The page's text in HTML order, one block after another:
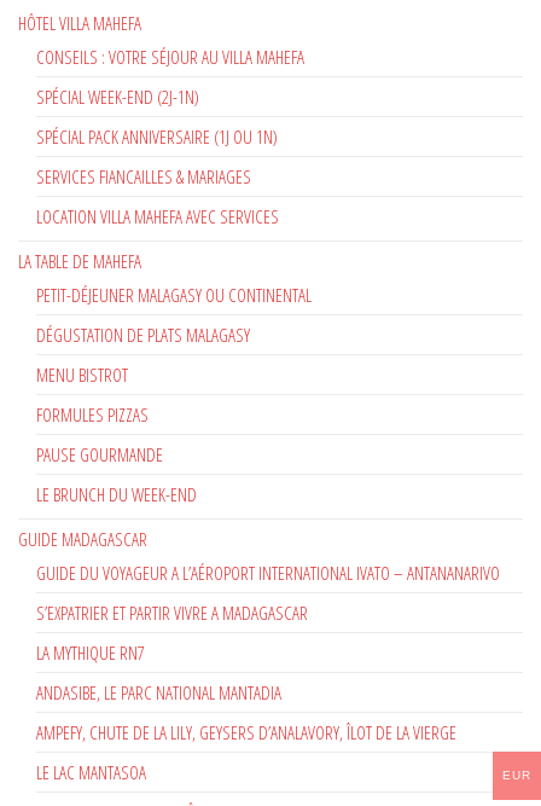
HÔTEL VILLA MAHEFA
CONSEILS : VOTRE SÉJOUR AU VILLA MAHEFA
SPÉCIAL WEEK-END (2J-1N)
SPÉCIAL PACK ANNIVERSAIRE (1J OU 1N)
SERVICES FIANCAILLES & MARIAGES
LOCATION VILLA MAHEFA AVEC SERVICES
LA TABLE DE MAHEFA
PETIT-DÉJEUNER MALAGASY OU CONTINENTAL
DÉGUSTATION DE PLATS MALAGASY
MENU BISTROT
FORMULES PIZZAS
PAUSE GOURMANDE
LE BRUNCH DU WEEK-END
GUIDE MADAGASCAR
GUIDE DU VOYAGEUR A L’AÉROPORT INTERNATIONAL IVATO – ANTANANARIVO
S’EXPATRIER ET PARTIR VIVRE A MADAGASCAR
LA MYTHIQUE RN7
ANDASIBE, LE PARC NATIONAL MANTADIA
AMPEFY, CHUTE DE LA LILY, GEYSERS D’ANALAVORY, ÎLOT DE LA VIERGE
LE LAC MANTASOA
EUR